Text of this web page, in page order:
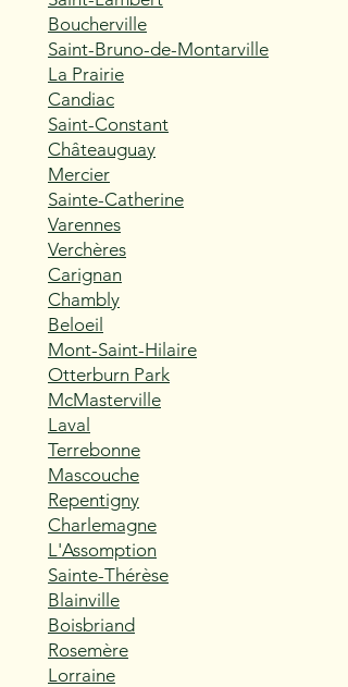
Boucherville
Saint-Bruno-de-Montarville
La Prairie
Candiac
Saint-Constant
Châteauguay
Mercier
Sainte-Catherine
Varennes
Verchères
Carignan
Chambly
Beloeil
Mont-Saint-Hilaire
Otterburn Park
McMasterville
Laval
Terrebonne
Mascouche
Repentigny
Charlemagne
L'Assomption
Sainte-Thérèse
Blainville
Boisbriand
Rosemère
Lorraine